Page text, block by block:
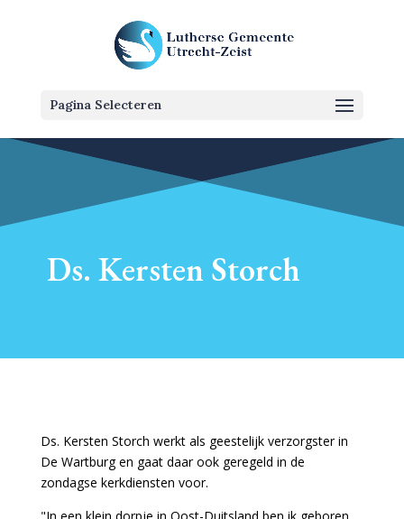
Pagina Selecteren
Ds. Kersten Storch
Ds. Kersten Storch werkt als geestelijk verzorgster in
De Wartburg en gaat daar ook geregeld in de
zondagse kerkdiensten voor.